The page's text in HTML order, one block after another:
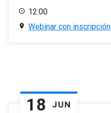
12:00
Webinar con inscripción
18 JUN